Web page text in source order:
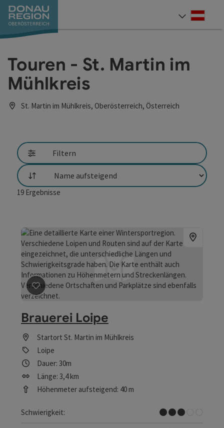
Zum Inhalt
Zur Navigation
Zum Seitenanfang
Zur Kontaktseite
Zum Impressum
Zur Startseite
Touren - St. Martin im
Mühlkreis
St. Martin im Mühlkreis, Oberösterreich, Österreich
Filtern
Sortierung
19 Ergebnisse
Beitrag merken
Brauerei Loipe
Startort St. Martin im Mühlkreis
Loipe
Dauer: 30m
Länge: 3,4 km
Höhenmeter aufsteigend: 40 m
Schwierigkeit:
Mittel